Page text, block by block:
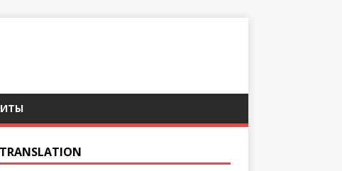
TRANSLATION